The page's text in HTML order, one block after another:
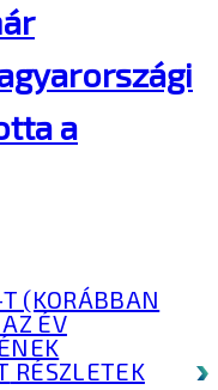
a
(KORÁBBAN
ÉV
RÉSZLETEK